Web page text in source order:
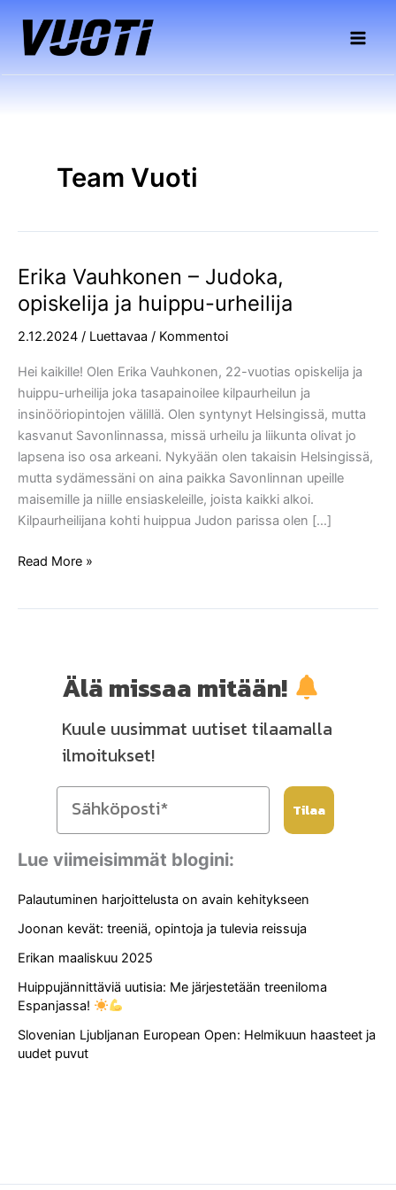
sisältöön
Team Vuoti
Erika Vauhkonen – Judoka,
opiskelija ja huippu-urheilija
2.12.2024 / Luettavaa / Kommentoi
Hei kaikille! Olen Erika Vauhkonen, 22-vuotias opiskelija ja
huippu-urheilija joka tasapainoilee kilpaurheilun ja
insinööriopintojen välillä. Olen syntynyt Helsingissä, mutta
kasvanut Savonlinnassa, missä urheilu ja liikunta olivat jo
lapsena iso osa arkeani. Nykyään olen takaisin Helsingissä,
mutta sydämessäni on aina paikka Savonlinnan upeille
maisemille ja niille ensiaskeleille, joista kaikki alkoi.
Kilpaurheilijana kohti huippua Judon parissa olen […]
Erika
Vauhkonen
–
Judoka,
ja
huippu-
urheilija
Read More »
Älä missaa mitään!
Kuule uusimmat uutiset tilaamalla
ilmoitukset!
Tilaa
Lue viimeisimmät blogini:
Palautuminen harjoittelusta on avain kehitykseen
Joonan kevät: treeniä, opintoja ja tulevia reissuja
Erikan maaliskuu 2025
Huippujännittäviä uutisia: Me järjestetään treeniloma
Espanjassa!
Slovenian Ljubljanan European Open: Helmikuun haasteet ja
uudet puvut